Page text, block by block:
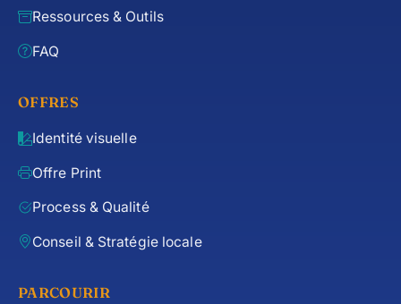
Ressources & Outils
FAQ
OFFRES
Identité visuelle
Offre Print
Process & Qualité
Conseil & Stratégie locale
PARCOURIR